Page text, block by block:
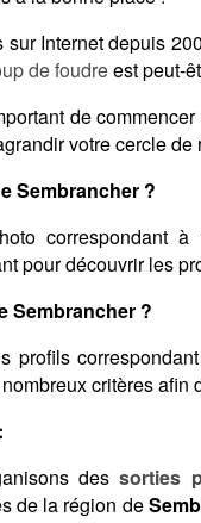
Internet depuis
de foudreest peut-
de
votre cercle de
Sembrancher ?
correspondant
pour découvrir les
Sembrancher ?
profils
critères
dessorties
de la région de